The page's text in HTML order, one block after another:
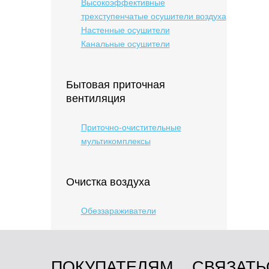
Высокоэффективные
трехступенчатые осушители воздуха
Настенные осушители
Канальные осушители
Бытовая приточная
вентиляция
Приточно-очистительные
мультикомплексы
Очистка воздуха
Обеззараживатели